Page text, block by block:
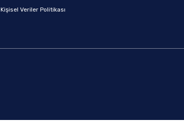
Kişisel Veriler Politikası